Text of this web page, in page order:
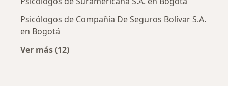
Psicólogos de Compañía De Seguros Bolívar S.A.
en Bogotá
Ver más (12)